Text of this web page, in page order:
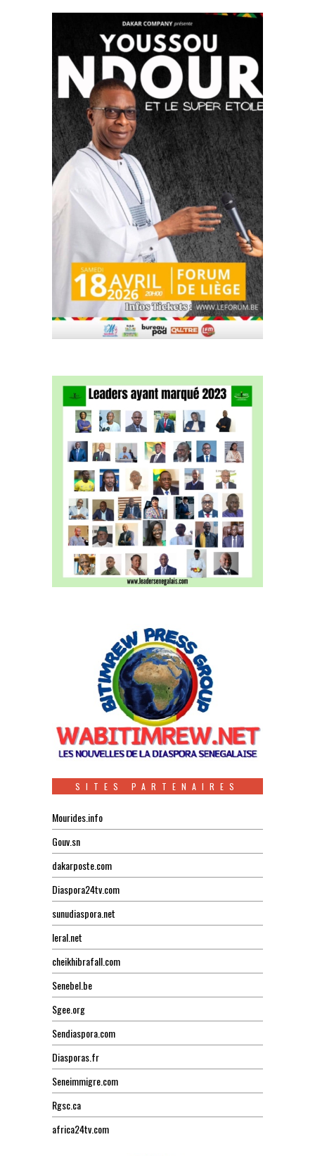
SITES PARTENAIRES
Mourides.info
Gouv.sn
dakarposte.com
Diaspora24tv.com
sunudiaspora.net
leral.net
cheikhibrafall.com
Senebel.be
Sgee.org
Sendiaspora.com
Diasporas.fr
Seneimmigre.com
Rgsc.ca
africa24tv.com